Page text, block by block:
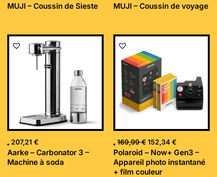
MUJI – Coussin de Sieste MUJI – Coussin de voyage
207,21 €
Aarke – Carbonator 3 –
Machine à soda
169,99€
Le
initial
était :
169,99 €.
152,34 €
Le
Polaroid – Now+ Gen3 –
Appareil photo instantané
+ film couleur